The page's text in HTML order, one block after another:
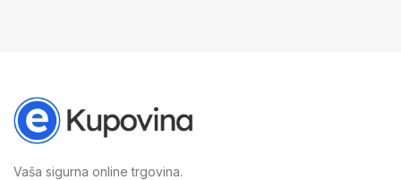
Vaša sigurna online trgovina.